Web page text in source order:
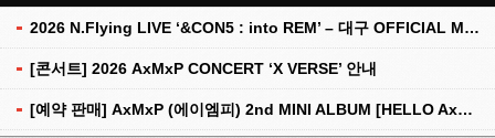
2026 N.Flying LIVE ‘&CON5 : into REM’ – 대구 OFFICIAL MD 현장 판매 안내
[콘서트] 2026 AxMxP CONCERT ‘X VERSE’ 안내
[예약 판매] AxMxP (에이엠피) 2nd MINI ALBUM [HELLO AxMxP] 예약 판매 안내